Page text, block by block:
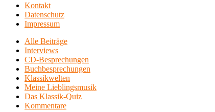
Kontakt
Datenschutz
Impressum
Alle Beiträge
Interviews
CD-Besprechungen
Buchbesprechungen
Klassikwelten
Meine Lieblingsmusik
Das Klassik-Quiz
Kommentare